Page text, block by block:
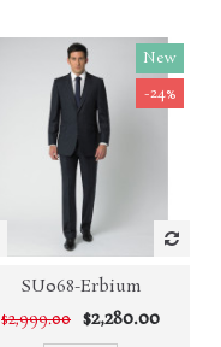
New
-24%
SU068-Erbium
$2,999.00 $2,280.00